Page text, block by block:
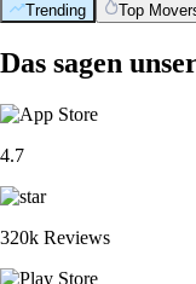
Trending Top
Das sagen
4.7
320k Reviews